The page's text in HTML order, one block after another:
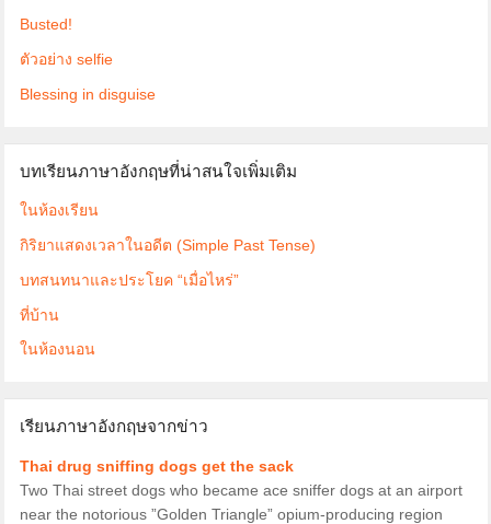
Busted!
ตัวอย่าง selfie
Blessing in disguise
บทเรียนภาษาอังกฤษที่น่าสนใจเพิ่มเติม
ในห้องเรียน
กิริยาแสดงเวลาในอดีต (Simple Past Tense)
บทสนทนาและประโยค “เมื่อไหร่”
ที่บ้าน
ในห้องนอน
เรียนภาษาอังกฤษจากข่าว
Thai drug sniffing dogs get the sack
Two Thai street dogs who became ace sniffer dogs at an airport
near the notorious ”Golden Triangle” opium-producing region